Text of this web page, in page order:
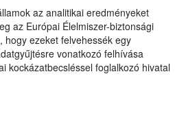
az analitikai eredményeket
az Európai Élelmiszer-biztonsági
hogy ezeket felvehessék egy
vonatkozó felhívása
kockázatbecsléssel foglalkozó hivatal